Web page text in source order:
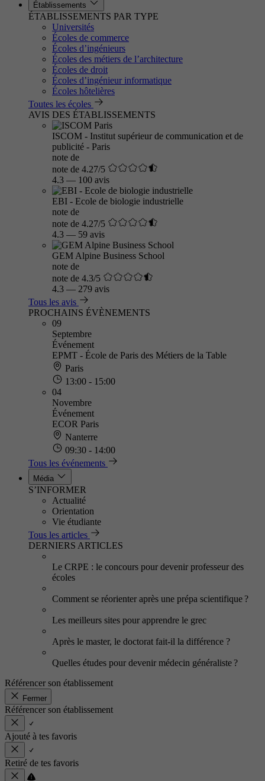
Établissements
ÉTABLISSEMENTS PAR TYPE
Universités
Écoles de commerce
Écoles d’ingénieurs
Écoles des métiers de l’architecture
Écoles de droit
Écoles d’ingénieur informatique
Écoles hôtelières
Toutes les écoles
AVIS DES ÉTABLISSEMENTS
ISCOM - Institut supérieur de communication et de
publicité - Paris
note de
note de 4.27/5
4.3 — 100 avis
EBI - Ecole de biologie industrielle
note de
note de 4.27/5
4.3 — 59 avis
GEM Alpine Business School
note de
note de 4.3/5
4.3 — 279 avis
Tous les avis
PROCHAINS ÉVÈNEMENTS
09
Septembre
Événement
EPMT - École de Paris des Métiers de la Table
Paris
13:00 - 15:00
04
Novembre
Événement
ECOR Paris
Nanterre
09:30 - 14:00
Tous les événements
Média
S’INFORMER
Actualité
Orientation
Vie étudiante
Tous les articles
DERNIERS ARTICLES
Le CRPE : le concours pour devenir professeur des
écoles
Comment se réorienter après une prépa scientifique ?
Les meilleurs sites pour apprendre le grec
Après le master, le doctorat fait-il la différence ?
Quelles études pour devenir médecin généraliste ?
Référencer son établissement
Fermer
Référencer son établissement
Ajouté à tes favoris
Retiré de tes favoris